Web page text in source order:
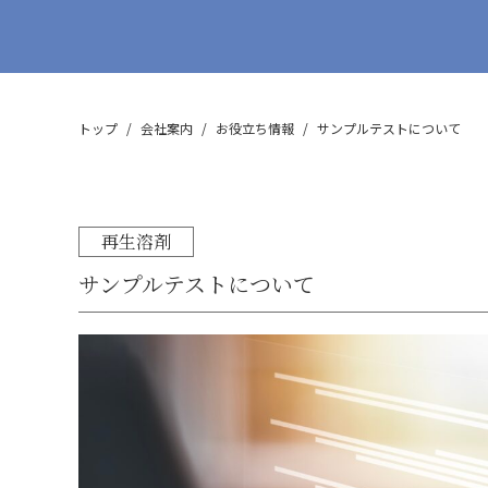
アフターセールス
トップ 会社案内 お役立ち情報 サンプルテストについて
再生溶剤
サンプルテストについて